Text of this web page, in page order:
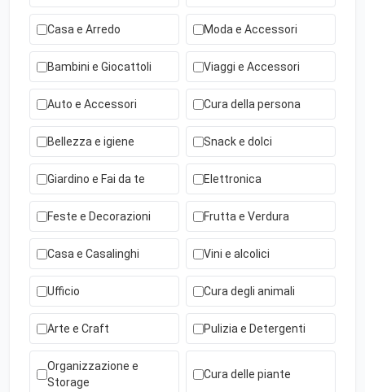
Casa e Arredo Moda e Accessori
Bambini e Giocattoli Viaggi e Accessori
Auto e Accessori Cura della persona
Bellezza e igiene Snack e dolci
Giardino e Fai da te Elettronica
Feste e Decorazioni Frutta e Verdura
Casa e Casalinghi Vini e alcolici
Ufficio Cura degli animali
Arte e Craft Pulizia e Detergenti
Organizzazione e
Storage
Cura delle piante